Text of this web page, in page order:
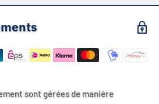
compatibles
sont gérées de manière